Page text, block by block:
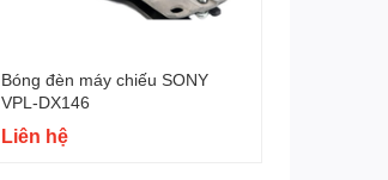
Bóng đèn máy chiếu SONY
VPL-DX146
Liên hệ